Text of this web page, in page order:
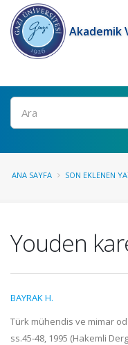
Akademik
Ara
ANA SAYFA SON EKLENEN
Youden
BAYRAK H.
Türk mühendis ve mimar
ss.45-48, 1995 (Hakemli